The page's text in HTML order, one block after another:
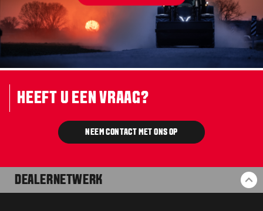
HEEFT U EEN VRAAG?
NEEM CONTACT MET ONS OP
DEALERNETWERK